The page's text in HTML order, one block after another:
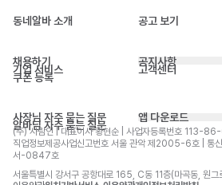
동네알바 소개 공고 보기
채용하기
기업 서비스
쿠폰 등록
공지사항
고객센터
사장님 자주 묻는 질문
알바님 자주 묻는 질문
앱 다운로드
(주) 사람인 | 대표이사 황현순 | 사업자등록번호 113-
직업정보제공사업신고번호 서울 관악 제2005-6호 | 통
서-0847호
서울특별시 강서구 공항대로 165, C동 11층(마곡동,